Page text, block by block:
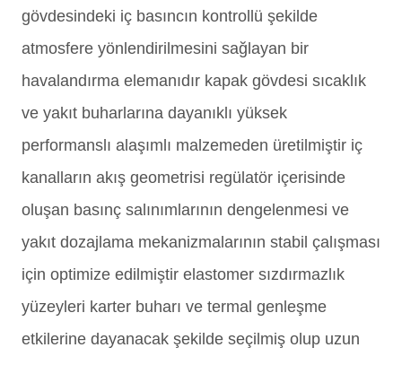
gövdesindeki iç basıncın kontrollü şekilde
atmosfere yönlendirilmesini sağlayan bir
havalandırma elemanıdır kapak gövdesi sıcaklık
ve yakıt buharlarına dayanıklı yüksek
performanslı alaşımlı malzemeden üretilmiştir iç
kanalların akış geometrisi regülatör içerisinde
oluşan basınç salınımlarının dengelenmesi ve
yakıt dozajlama mekanizmalarının stabil çalışması
için optimize edilmiştir elastomer sızdırmazlık
yüzeyleri karter buharı ve termal genleşme
etkilerine dayanacak şekilde seçilmiş olup uzun